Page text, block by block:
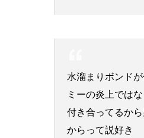
水溜まりボンド
ミーの炎上では
付き合ってるか
からって説好き